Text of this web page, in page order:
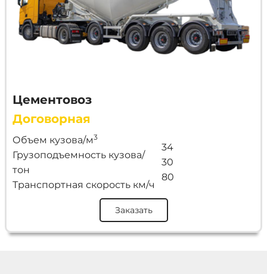
Цементовоз
Договорная
Объем кузова/м3
Грузоподъемность кузова/
тон
Транспортная скорость км/ч
34
30
80
Заказать